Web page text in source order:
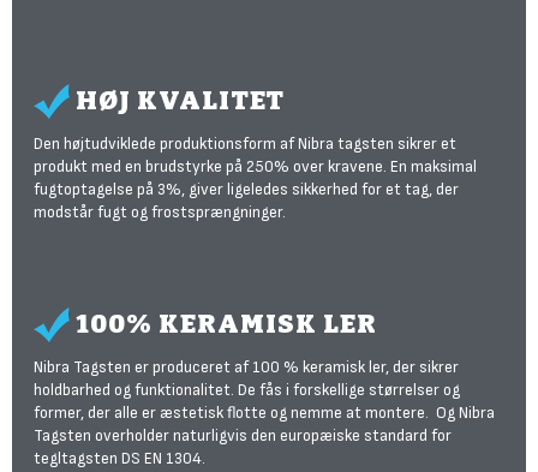
HØJ KVALITET
Den højtudviklede produktionsform af Nibra tagsten sikrer et
produkt med en brudstyrke på 250% over kravene. En maksimal
fugtoptagelse på 3%, giver ligeledes sikkerhed for et tag, der
modstår fugt og frostsprængninger.
100% KERAMISK LER
Nibra Tagsten er produceret af 100 % keramisk ler, der sikrer
holdbarhed og funktionalitet. De fås i forskellige størrelser og
former, der alle er æstetisk flotte og nemme at montere. Og Nibra
Tagsten overholder naturligvis den europæiske standard for
tegltagsten DS EN 1304.